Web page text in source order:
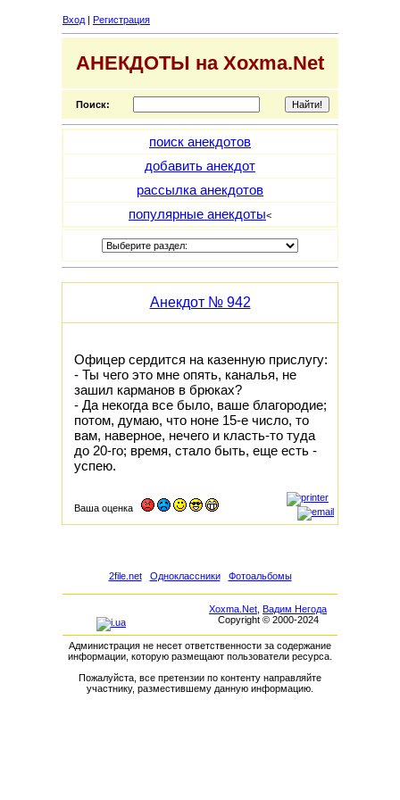
Вход | Регистрация
АНЕКДОТЫ на Xoxma.Net
Поиск:
поиск анекдотов
добавить анекдот
рассылка анекдотов
популярные анекдоты<
Анекдот № 942
Офицер сердится на казенную прислугу:
- Ты чего это мне опять, каналья, не
зашил карманов в брюках?
- Да некогда все было, ваше благородие;
потом, думаю, что ноне 15-е число, то
вам, наверное, нечего и класть-то туда
до 20-го; время, стало быть, еще есть -
успею.
Ваша оценка
2file.net Одноклассники Фотоальбомы
Xoxma.Net Вадим Негода
Copyright © 2000-2024
Администрация не несет ответственности за содержание
информации, которую размещают пользователи ресурса.
Пожалуйста, все претензии по контенту направляйте
участнику, разместившему данную информацию.